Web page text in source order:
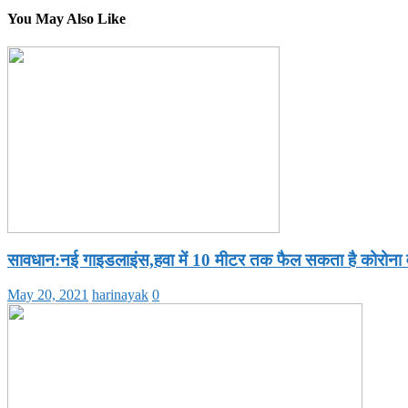
You May Also Like
सावधान:नई गाइडलाइंस,हवा में 10 मीटर तक फैल सकता है कोरोना
May 20, 2021 harinayak 0